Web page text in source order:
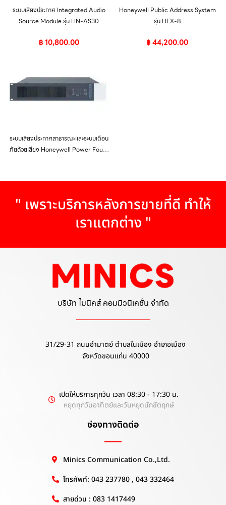
ระบบเสียงประกาศ Integrated Audio
Source Module รุ่น HN-AS30
฿10,800.00
Honeywell Public Address System
รุ่น HEX-8
฿44,200.00
ระบบเสียงประกาศสาธารณะและระบบเตือน
ภัยด้วยเสียง Honeywell Power Four-
Channel Amplifier 4XD250B
" เพราะบริการหลังการขายที่ดี ทำให้
เราแตกต่าง "
บริษัท ไมนิคส์ คอมมิวนิเคชั่น จำกัด
31/29-31 ถนนอำมาตย์ ตำบลในเมือง อำเภอเมือง
จังหวัดขอนแก่น 40000
เปิดให้บริการทุกวัน เวลา 08:30 - 17:30 น.
หยุดทุกวันอาทิตย์และวันหยุดนักขัตฤกษ์
ช่องทางติดต่อ
Minics Communication Co.,Ltd.
โทรศัพท์: 043 237780 , 043 332464
สายด่วน : 083 1417449